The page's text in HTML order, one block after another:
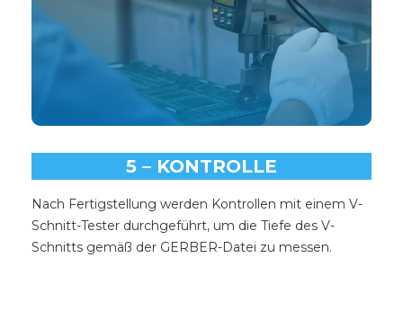
5 – KONTROLLE
Nach Fertigstellung werden Kontrollen mit einem V-
Schnitt-Tester durchgeführt, um die Tiefe des V-
Schnitts gemäß der GERBER-Datei zu messen.